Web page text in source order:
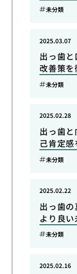
未分類
出っ歯
改善策
2025.03.07
未分類
出っ歯
己肯定
2025.02.28
未分類
出っ歯の
より良
2025.02.22
未分類
2025.02.16